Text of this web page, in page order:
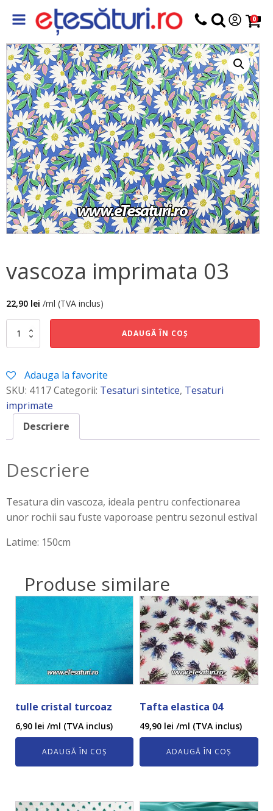
0
vascoza imprimata 03
22,90 lei /ml (TVA inclus)
Cantitate
vascoza
ADAUGĂ ÎN COȘ
Adauga la favorite
SKU: 4117Categorii: Tesaturi sintetice, Tesaturi
imprimate
Descriere
Descriere
Tesatura din vascoza, ideala pentru confectionarea
unor rochii sau fuste vaporoase pentru sezonul estival
Latime: 150cm
Produse similare
tulle cristal turcoaz
6,90 lei /ml (TVA inclus)
ADAUGĂ ÎN COȘ
Tafta elastica 04
49,90 lei /ml (TVA inclus)
ADAUGĂ ÎN COȘ